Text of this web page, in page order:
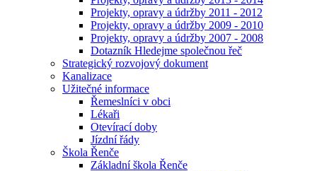
Projekty, opravy a údržby 2011 - 2012
Projekty, opravy a údržby 2009 - 2010
Projekty, opravy a údržby 2007 - 2008
Dotazník Hledejme společnou řeč
Strategický rozvojový dokument
Kanalizace
Užitečné informace
Řemeslníci v obci
Lékaři
Otevírací doby
Jízdní řády
Škola Řenče
Základní škola Řenče